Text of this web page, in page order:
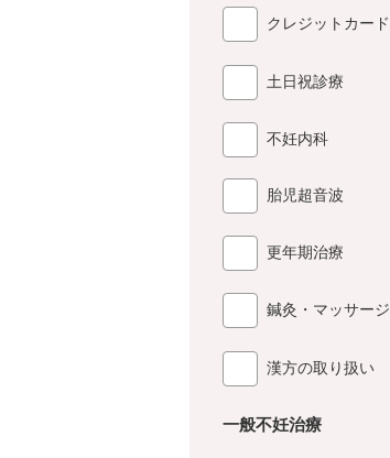
クレジットカード
土日祝診療
不妊内科
胎児超音波
更年期治療
鍼灸・マッサージ
漢方の取り扱い
一般不妊治療